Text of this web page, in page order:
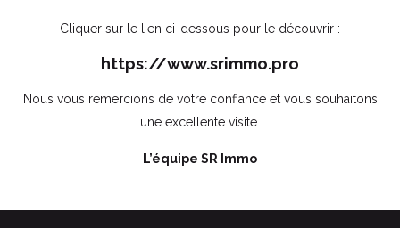
Cliquer sur le lien ci-dessous pour le découvrir :
https://www.srimmo.pro
Nous vous remercions de votre confiance et vous souhaitons
une excellente visite.
L’équipe SR Immo